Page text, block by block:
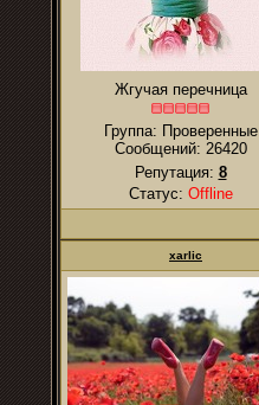
Жгучая перечница
Группа: Проверенные
Сообщений: 26420
Репутация: 8
Статус: Offline
xarlic